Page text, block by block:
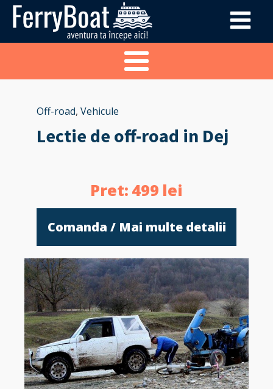
Off-road, Vehicule
Lectie de off-road in Dej
Pret: 499 lei
Comanda / Mai multe detalii